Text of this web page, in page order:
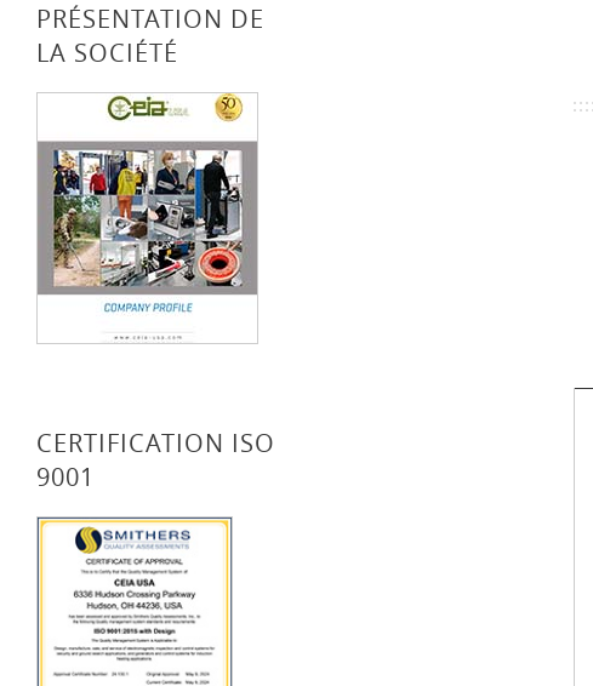
PRÉSENTATION DE
LA SOCIÉTÉ
CERTIFICATION ISO
9001